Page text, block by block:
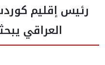
نواب الرئيس
طاقم الرئاسة
رئيس إقليم
العراقي